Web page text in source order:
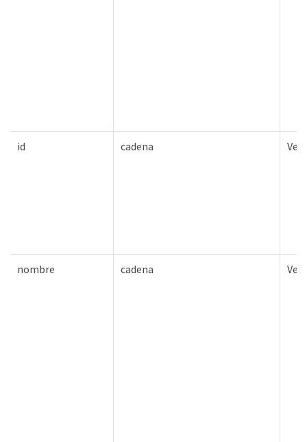
id cadena
nombre cadena